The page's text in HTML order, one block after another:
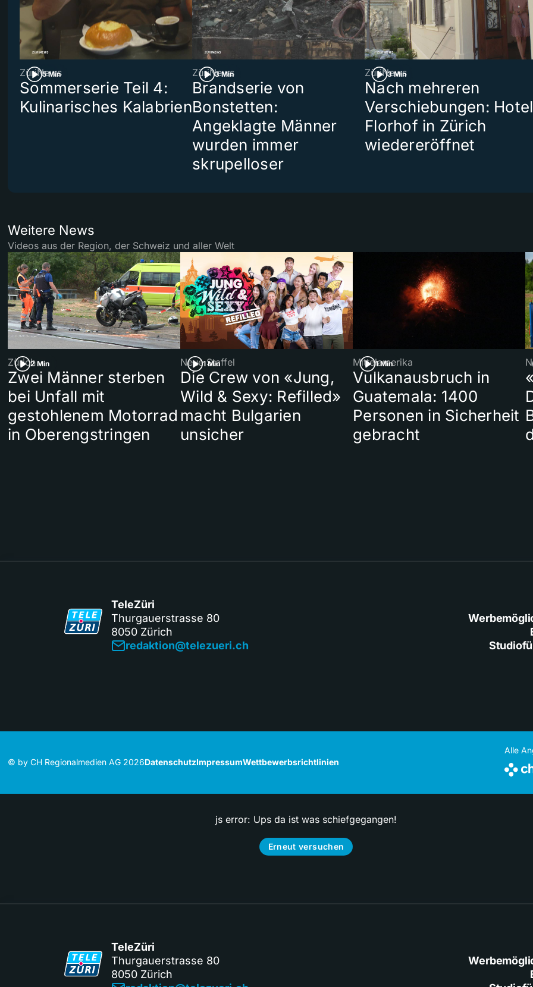
5 Min
ZüriNews
Sommerserie Teil 4:
Kulinarisches Kalabrien
3 Min
ZüriNews
Brandserie von
Bonstetten:
Angeklagte Männer
wurden immer
skrupelloser
3 Min
ZüriNews
Nach mehreren
Verschiebungen: Hotel
Florhof in Zürich
wiedereröffnet
Weitere News
Videos aus der Region, der Schweiz und aller Welt
2 Min
Zürich
Zwei Männer sterben
bei Unfall mit
gestohlenem Motorrad
in Oberengstringen
1 Min
Neue Staffel
Die Crew von «Jung,
Wild & Sexy: Refilled»
macht Bulgarien
unsicher
1 Min
Mittelamerika
Vulkanausbruch in
Guatemala: 1400
Personen in Sicherheit
gebracht
TeleZüri
Thurgauerstrasse 80
8050 Zürich
redaktion@telezueri.ch
© by CH Regionalmedien AG 2026DatenschutzImpressumWettbewerbsrichtlinien
Alle
js error: Ups da ist was schiefgegangen!
Erneut versuchen
TeleZüri
Thurgauerstrasse 80
8050 Zürich